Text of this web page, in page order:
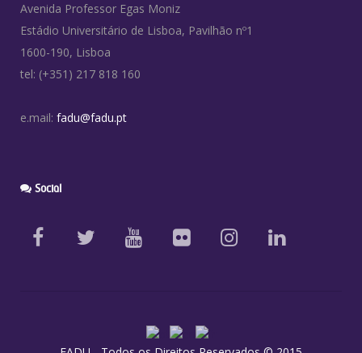
Avenida Professor Egas Moniz
Estádio Universitário de Lisboa, Pavilhão nº1
1600-190, Lisboa
tel: (+351) 217 818 160
e.mail: fadu@fadu.pt
Social